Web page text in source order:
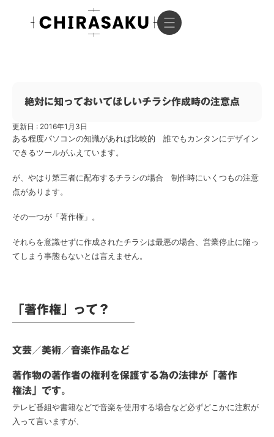
絶対に知っておいてほしいチラシ作成時の注意点
更新日 : 2016年1月3日
ある程度パソコンの知識があれば比較的 誰でもカンタンにデザイン
できるツールがふえています。
が、やはり第三者に配布するチラシの場合 制作時にいくつもの注意
点があります。
その一つが「著作権」。
それらを意識せずに作成されたチラシは最悪の場合、営業停止に陥っ
てしまう事態もないとは言えません。
「著作権」って？
文芸／美術／音楽作品など
著作物の著作者の権利を保護する為の法律が「著作
権法」です。
テレビ番組や書籍などで音楽を使用する場合など必ずどこかに注釈が
入って言いますが、